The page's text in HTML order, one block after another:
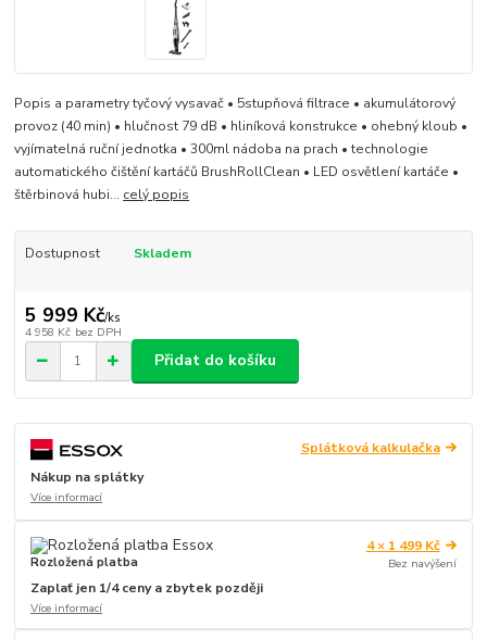
Popis a parametry tyčový vysavač • 5stupňová filtrace • akumulátorový
provoz (40 min) • hlučnost 79 dB • hliníková konstrukce • ohebný kloub •
vyjímatelná ruční jednotka • 300ml nádoba na prach • technologie
automatického čištění kartáčů BrushRollClean • LED osvětlení kartáče •
štěrbinová hubi... celý popis
Dostupnost Skladem
5 999 Kč/ks
4 958 Kč bez DPH
Přidat do košíku
Splátková kalkulačka
Nákup na splátky
Více informací
Rozložená platba
4 × 1 499 Kč
Bez navýšení
Zaplať jen 1/4 ceny a zbytek později
Více informací